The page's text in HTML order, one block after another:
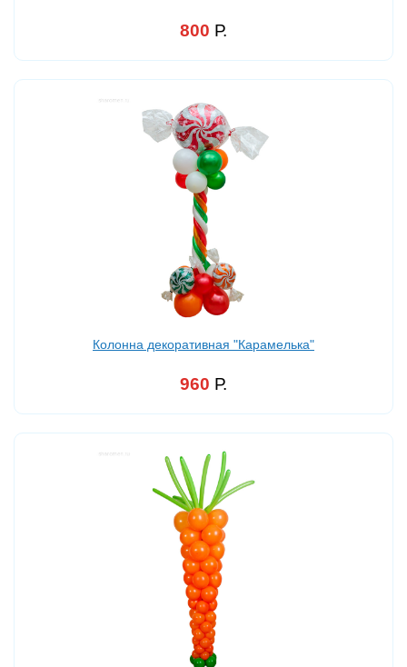
800 Р.
Колонна декоративная "Карамелька"
960 Р.